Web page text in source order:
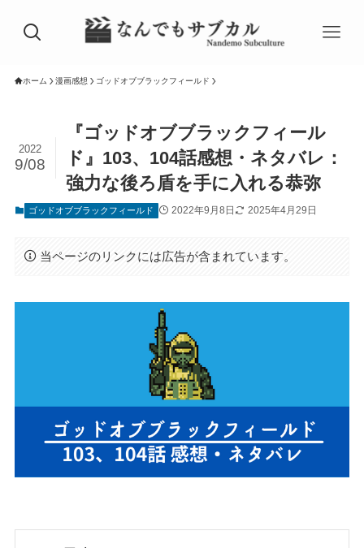
ホーム 漫画感想 ゴッドオブブラックフィールド
『ゴッドオブブラックフィール
ド』103、104話感想・ネタバレ：
強力な後ろ盾を手に入れる恭弥
2022
9/08
ゴッドオブブラックフィールド 2022年9月8日 2025年4月29日
当ページのリンクには広告が含まれています。